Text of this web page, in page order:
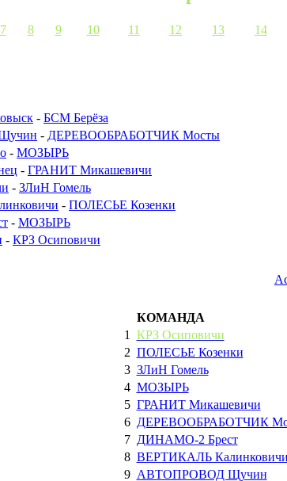
7 8 9 10 11 12 13 14
- БСМ Берёза
- ДЕРЕВООБРАБОТЧИК Мосты
- МОЗЫРЬ
- ГРАНИТ Микашевичи
- ЗЛиН Гомель
- ПОЛЕСЬЕ Козенки
- МОЗЫРЬ
- КРЗ Осиповичи
КОМАНДА
1
КРЗ Осиповичи
2 ПОЛЕСЬЕ Козенки
3 ЗЛиН Гомель
4 МОЗЫРЬ
5 ГРАНИТ Микашевичи
6 ДЕРЕВООБРАБОТЧИК
7 ДИНАМО-2 Брест
8 ВЕРТИКАЛЬ Калинковичи
9 АВТОПРОВОД Щучин